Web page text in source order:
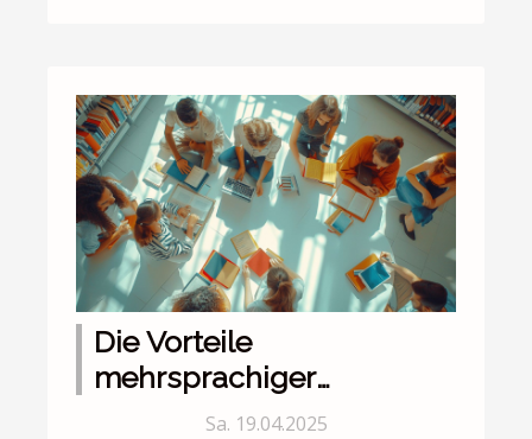
Die Vorteile
mehrsprachiger
Bildungsressourcen für
Sa. 19.04.2025